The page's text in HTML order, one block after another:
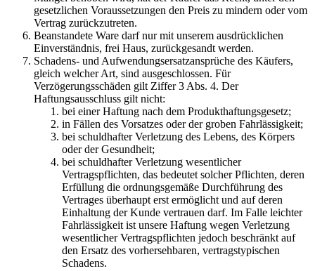
gesetzlichen Voraussetzungen den Preis zu mindern oder vom
Vertrag zurückzutreten.
Beanstandete Ware darf nur mit unserem ausdrücklichen
Einverständnis, frei Haus, zurückgesandt werden.
Schadens- und Aufwendungsersatzansprüche des Käufers,
gleich welcher Art, sind ausgeschlossen. Für
Verzögerungsschäden gilt Ziffer 3 Abs. 4. Der
Haftungsausschluss gilt nicht:
bei einer Haftung nach dem Produkthaftungsgesetz;
in Fällen des Vorsatzes oder der groben Fahrlässigkeit;
bei schuldhafter Verletzung des Lebens, des Körpers
oder der Gesundheit;
bei schuldhafter Verletzung wesentlicher
Vertragspflichten, das bedeutet solcher Pflichten, deren
Erfüllung die ordnungsgemäße Durchführung des
Vertrages überhaupt erst ermöglicht und auf deren
Einhaltung der Kunde vertrauen darf. Im Falle leichter
Fahrlässigkeit ist unsere Haftung wegen Verletzung
wesentlicher Vertragspflichten jedoch beschränkt auf
den Ersatz des vorhersehbaren, vertragstypischen
Schadens.